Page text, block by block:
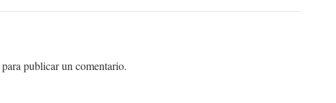
para publicar un comentario.